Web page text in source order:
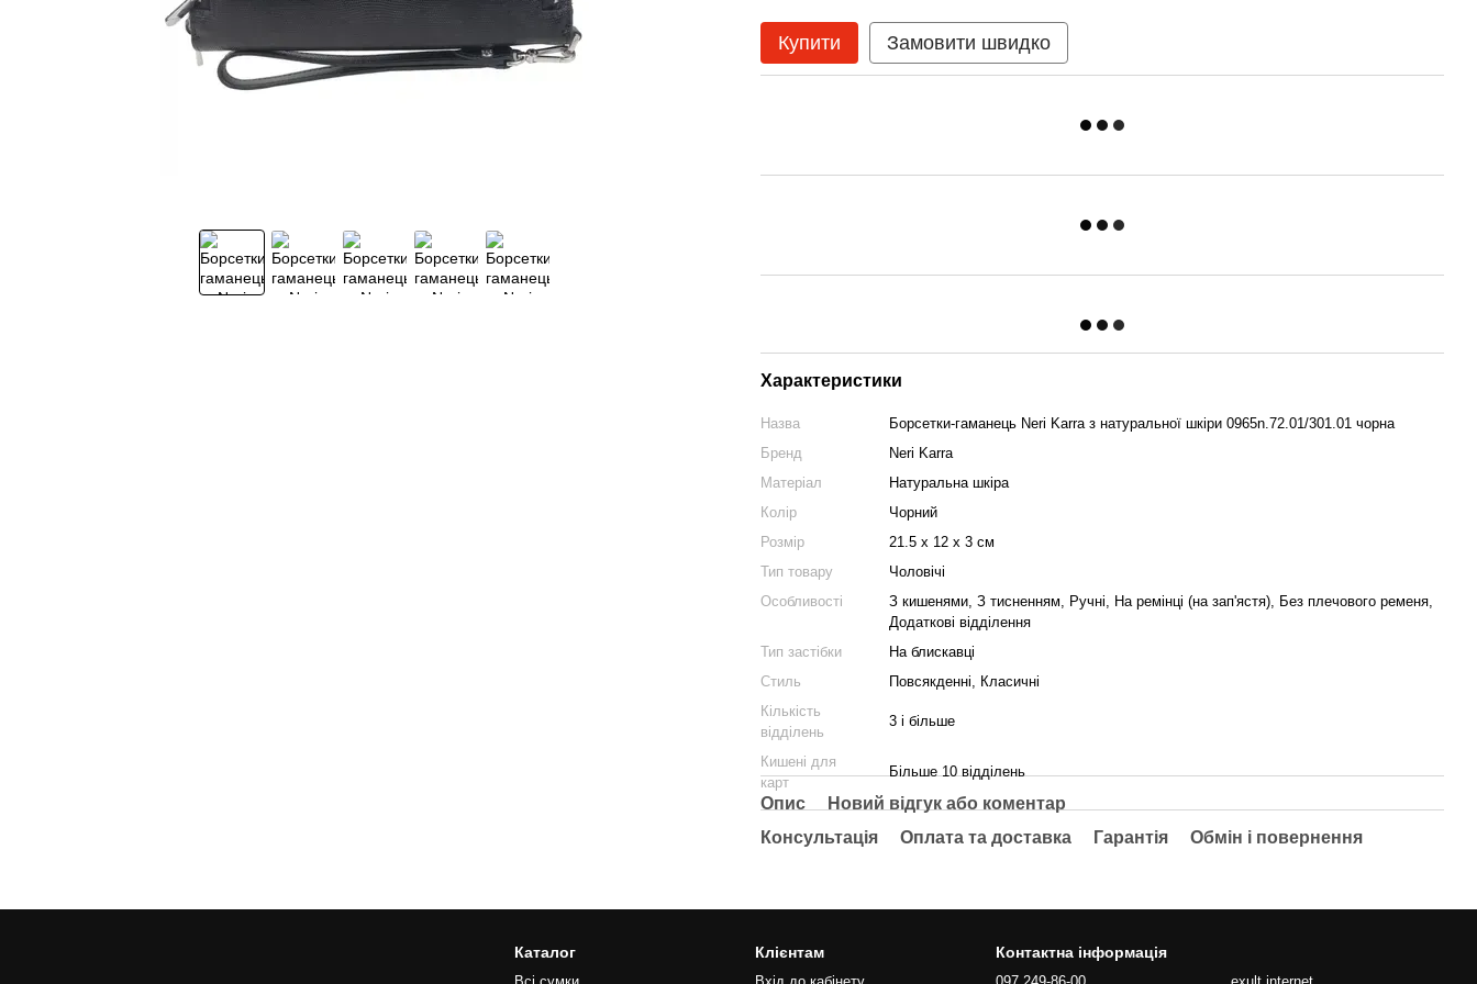
Купити Замовити швидко
Характеристики
Назва
Борсетки-гаманець Neri Karra з натуральної шкіри 0965n.72.01/301.01 чорна
Бренд
Neri Karra
Матеріал
Натуральна шкіра
Колір
Чорний
Розмір
21.5 x 12 x 3 см
Тип товару
Чоловічі
Особливості
З кишенями, З тисненням, Ручні, На ремінці (на зап'ястя), Без плечового ременя,
Додаткові відділення
Тип застібки
На блискавці
Стиль
Повсякденні, Класичні
Кількість
відділень
3 і більше
Кишені для
карт
Більше 10 відділень
Опис
Новий відгук або коментар
Консультація
Оплата та доставка Гарантія Обмін і повернення
Каталог Клієнтам Контактна інформація